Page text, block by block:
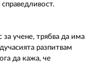
за учене, трябва да има
разпитвам
да кажа, че